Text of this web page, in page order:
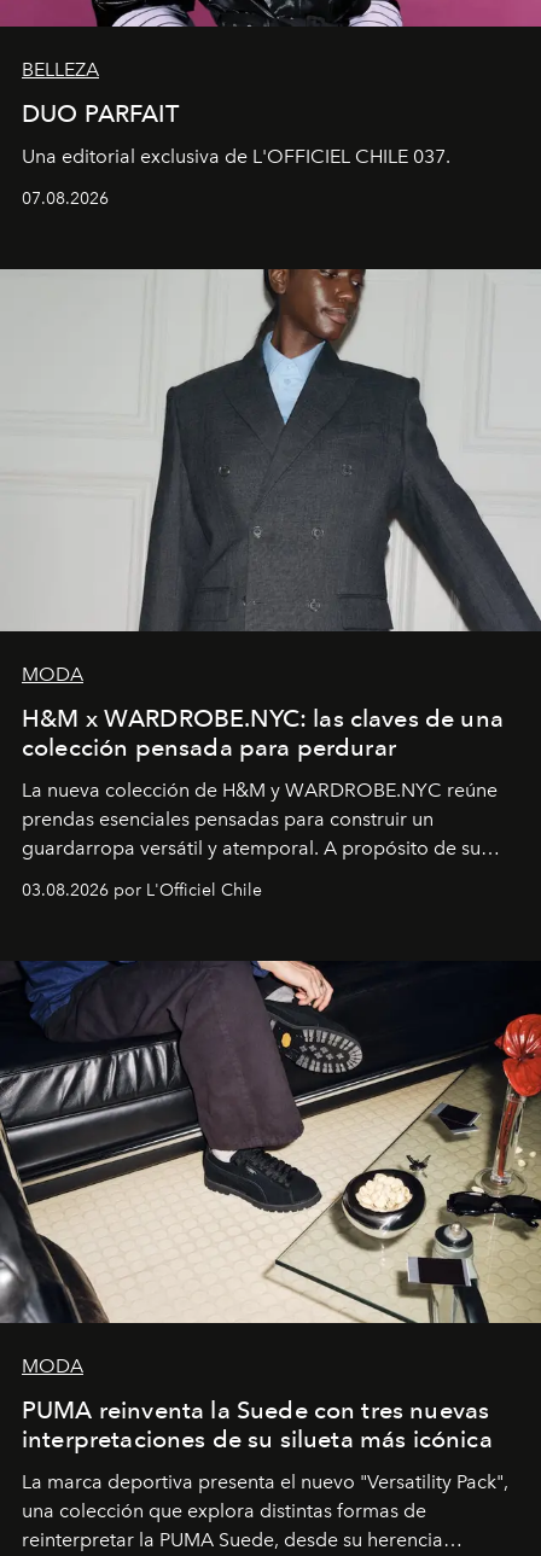
BELLEZA
DUO PARFAIT
Una editorial exclusiva de L'OFFICIEL CHILE 037.
07.08.2026
MODA
H&M x WARDROBE.NYC: las claves de una
colección pensada para perdurar
La nueva colección de H&M y WARDROBE.NYC reúne
prendas esenciales pensadas para construir un
guardarropa versátil y atemporal. A propósito de su
la asesora creativa y jefa de diseño global de la marca
y la filosofía detrás de la propuesta.
03.08.2026 por L'Officiel Chile
MODA
PUMA reinventa la Suede con tres nuevas
interpretaciones de su silueta más icónica
La marca deportiva presenta el nuevo "Versatility Pack",
una colección que explora distintas formas de
reinterpretar la PUMA Suede, desde su herencia